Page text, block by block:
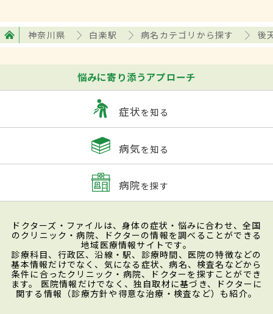
神奈川県 白楽駅 病名カテゴリから探す 後
悩みに寄り添うアプローチ
症状を知る
病気を知る
病院を探す
ドクターズ・ファイルは、身体の症状・悩みに合わせ、全国
のクリニック・病院、ドクターの情報を調べることができる
地域医療情報サイトです。
診療科目、行政区、沿線・駅、診療時間、医院の特徴などの
基本情報だけでなく、気になる症状、病名、検査名などから
条件に合ったクリニック・病院、ドクターを探すことができ
ます。 医院情報だけでなく、独自取材に基づき、ドクターに
関する情報（診療方針や得意な治療・検査など）も紹介。